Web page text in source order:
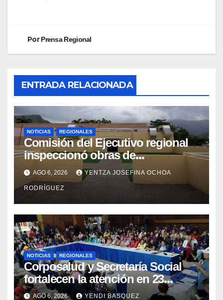
PorPrensa Regional
ENTRADA RELACIONADA
NOTICIAS REGIONALES
Comisión del Ejecutivo regional
inspeccionó obras de
recuperación en la Maternidad
Integral Aragua
AGO 6, 2026 YENTZA JOSEFINA OCHOA
RODRÍGUEZ
NOTICIAS REGIONALES
Corposalud y Secretaría Social
fortalecen la atención en 23
municipios
AGO 6, 2026 YENDI BASQUEZ